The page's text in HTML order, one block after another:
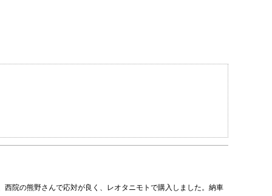
院の熊野さんで応対が良く、レオタニモトで購入しました。納車